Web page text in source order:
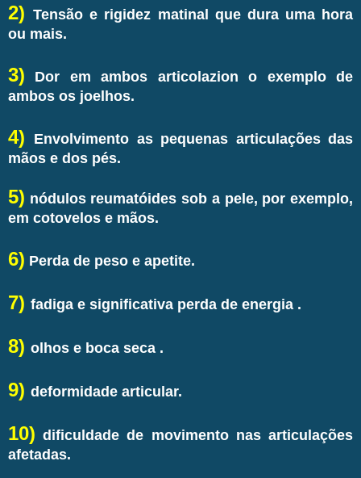
2)Tensão e rigidez matinal que dura uma hora
ou mais.
3) Dor em ambos articolazion o exemplo de
ambos os joelhos.
4)
Envolvimento as pequenas articulações das
mãos e dos pés.
5) nódulos reumatóides sob a pele, por exemplo,
em cotovelos e mãos.
6) Perda de peso e apetite.
7) fadiga e significativa perda de energia .
8) olhos e boca seca .
9) deformidade articular.
10) dificuldade de movimento nas articulações
afetadas.